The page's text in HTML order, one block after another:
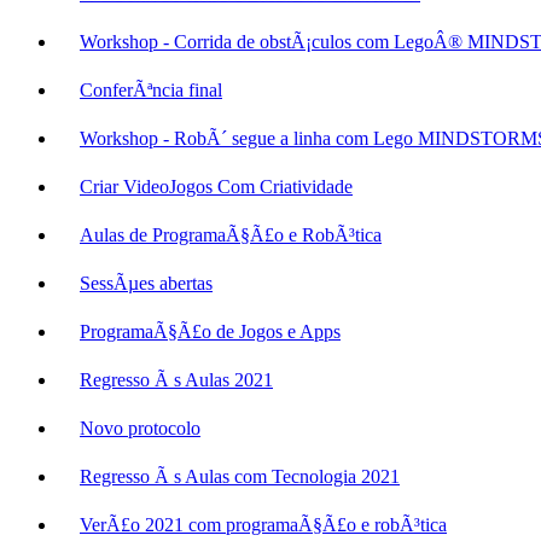
Workshop - Corrida de obstÃ¡culos com LegoÂ®
ConferÃªncia final
Workshop - RobÃ´ segue a linha com Lego
Criar VideoJogos Com Criatividade
Aulas de ProgramaÃ§Ã£o e RobÃ³tica
SessÃµes abertas
ProgramaÃ§Ã£o de Jogos e Apps
Regresso Ã s Aulas 2021
Novo protocolo
Regresso Ã s Aulas com Tecnologia 2021
VerÃ£o 2021 com programaÃ§Ã£o e robÃ³tica